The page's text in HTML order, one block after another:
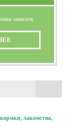
заказов
лакомства,